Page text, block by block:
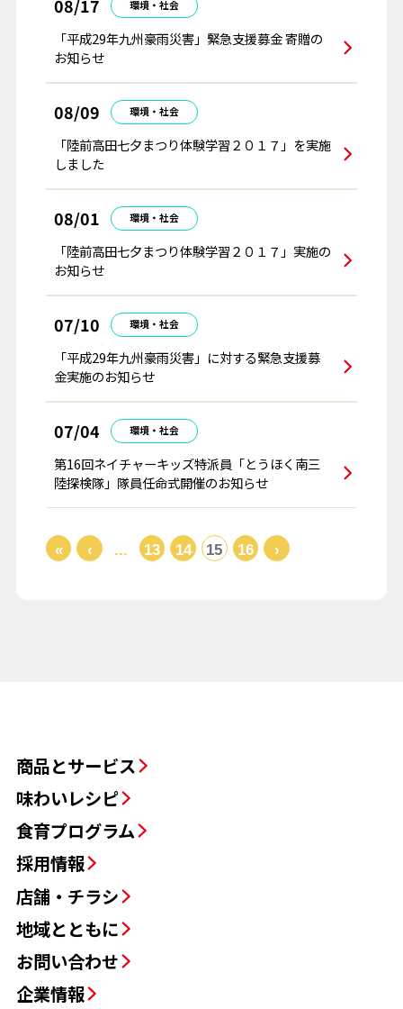
08/17 環境・社会
「平成29年九州豪雨災害」緊急支援募金 寄贈の
お知らせ
08/09 環境・社会
「陸前高田七夕まつり体験学習２０１７」を実施
しました
08/01 環境・社会
「陸前高田七夕まつり体験学習２０１７」実施の
お知らせ
07/10 環境・社会
「平成29年九州豪雨災害」に対する緊急支援募
金実施のお知らせ
07/04 環境・社会
第16回ネイチャーキッズ特派員「とうほく南三
陸探検隊」隊員任命式開催のお知らせ
« ‹ ... 13 14 15 16 ›
商品とサービス
味わいレシピ
食育プログラム
採用情報
店舗・チラシ
地域とともに
お問い合わせ
企業情報